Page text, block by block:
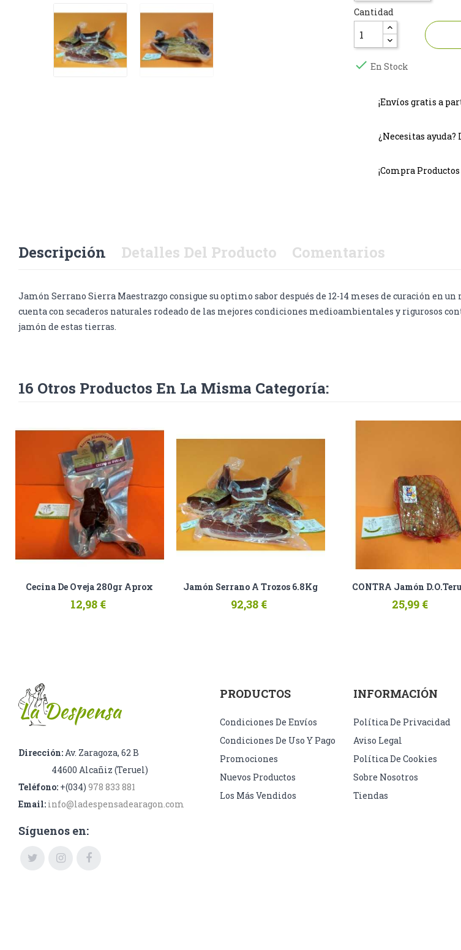
Cantidad
 En Stock
¡Envíos gratis a
¿Necesitas ayuda?
¡Compra
Descripción Detalles Del Producto Comentarios
Jamón Serrano Sierra Maestrazgo consigue su optimo sabor después de 12-14 meses de curación en
cuenta con secaderos naturales rodeado de las mejores condiciones medioambientales y rigurosos
jamón de estas tierras.
16 Otros Productos En La Misma Categoría:
Cecina De Oveja 280gr Aprox
12,98 €
Jamón Serrano A Trozos 6.8Kg
92,38 €
CONTRA Jamón
25,99 €
Dirección: Av. Zaragoza, 62 B
44600 Alcañiz (Teruel)
Teléfono: +(034) 978 833 881
Email: info@ladespensadearagon.com
Síguenos en:
PRODUCTOS
Condiciones De Envíos
Condiciones De Uso Y Pago
Promociones
Nuevos Productos
Los Más Vendidos
INFORMACIÓN
Política De Privacidad
Aviso Legal
Política De Cookies
Sobre Nosotros
Tiendas